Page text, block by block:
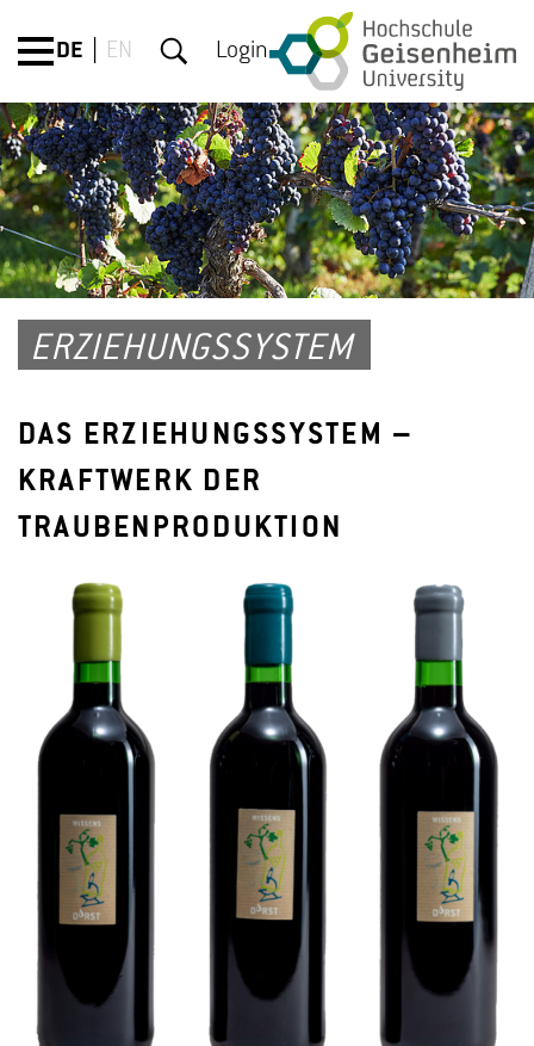
DE EN Login
ERZIEHUNGSSYSTEM
DAS ERZIEHUNGSSYSTEM –
KRAFTWERK DER
TRAUBENPRODUKTION